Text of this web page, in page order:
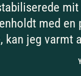
med
kan jeg varmt